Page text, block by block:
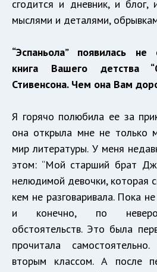
сгодится и дневник, и блог,
мыслями и деталями,
“Эспаньола” появилась
книга Вашего детства
Стивенсона. Чем она Вам
Я горячо полюбила ее за
она открыла мне не только
мир литературы. У меня
этом: “Мой старший брат
нелюдимой девочки, которая
кем не разговаривала. Пока
и конечно, по
обстоятельств. Это была
прочитала
вторым классом. А после